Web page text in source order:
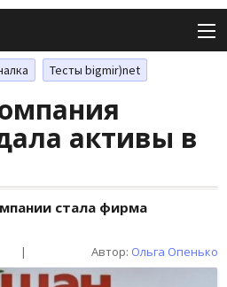
Тесты bigmir)net
активы в
стала фирма
| Автор: Ольга Опенько